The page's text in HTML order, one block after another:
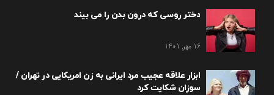
دختر روسی که درون بدن را می بیند
16 مهر, 1401
ابزار علاقه عجیب مرد ایرانی به زن امریکایی در تهران /
سوزان شکایت کرد